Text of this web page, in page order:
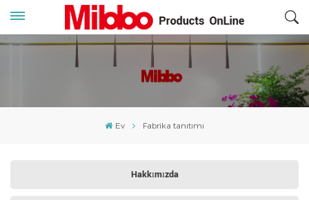
Ev Fabrika tanıtımı
Hakkımızda